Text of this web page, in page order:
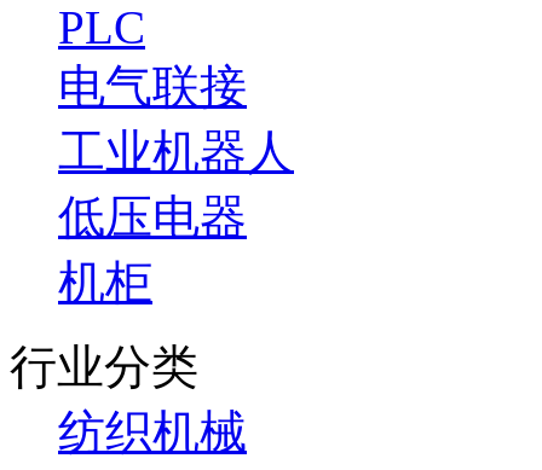
PLC
电气联接
工业机器人
低压电器
机柜
行业分类
纺织机械